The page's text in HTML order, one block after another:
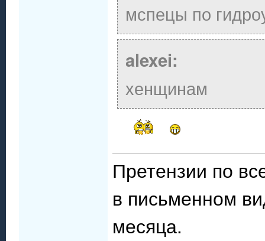
мспецы по
alexei:
хенщинам
Претензии по
в письменном
месяца.